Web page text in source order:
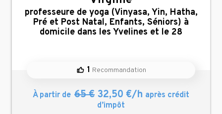
,
professeure de yoga (Vinyasa, Yin, Hatha,
Pré et Post Natal, Enfants, Séniors) à
domicile dans les Yvelines et le 28
1 Recommandation
À partir de 65 € 32,50 €/h après crédit
d’impôt